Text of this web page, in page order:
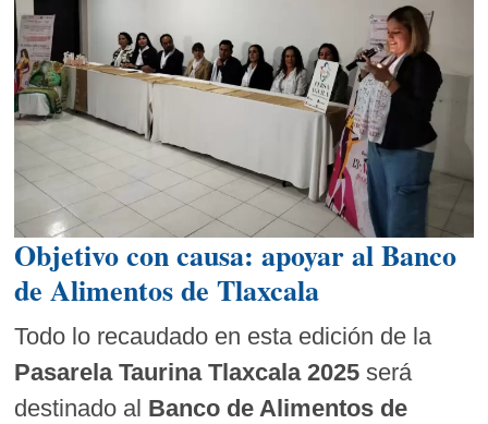
Objetivo con causa: apoyar al Banco
de Alimentos de Tlaxcala
Todo lo recaudado en esta edición de la
Pasarela Taurina Tlaxcala 2025 será
destinado al Banco de Alimentos de